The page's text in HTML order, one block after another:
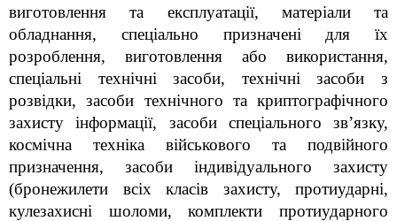
виготовлення та експлуатації, матеріали та
обладнання, спеціально призначені для їх
розроблення, виготовлення або використання,
спеціальні технічні засоби, технічні засоби з
розвідки, засоби технічного та криптографічного
захисту інформації, засоби спеціального зв’язку,
космічна техніка військового та подвійного
призначення, засоби індивідуального захисту
(бронежилети всіх класів захисту, протиударні,
кулезахисні шоломи, комплекти протиударного